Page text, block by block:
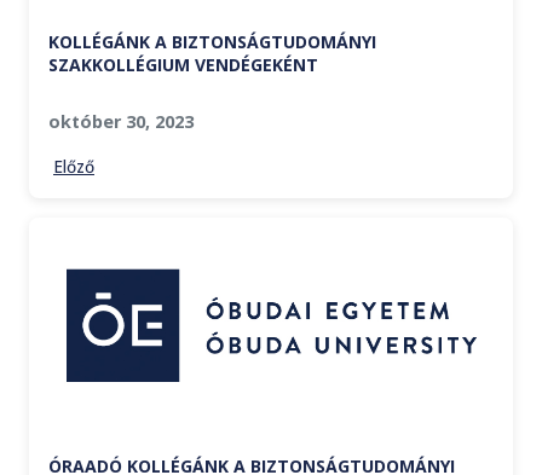
KOLLÉGÁNK A BIZTONSÁGTUDOMÁNYI
SZAKKOLLÉGIUM VENDÉGEKÉNT
október 30, 2023
Előző
ÓRAADÓ KOLLÉGÁNK A BIZTONSÁGTUDOMÁNYI